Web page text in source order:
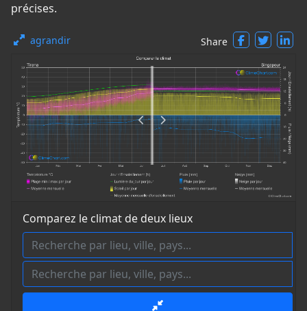
précises.
agrandir Share
Comparez le climat de deux lieux